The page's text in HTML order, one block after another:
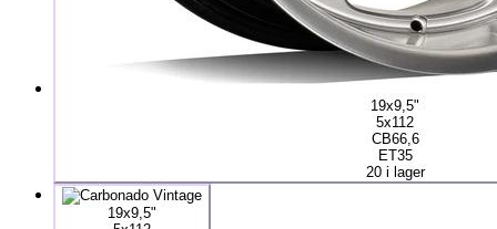
19x9,5"
5x112
CB66,6
ET35
20 i lager
19x9,5"